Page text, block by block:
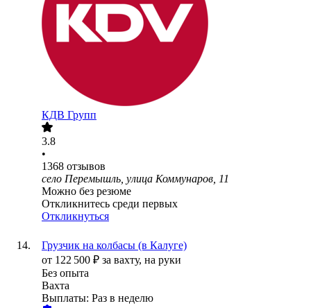
КДВ Групп
3.8
•
1368 отзывов
село Перемышль, улица Коммунаров, 11
Можно без резюме
Откликнитесь среди первых
Откликнуться
Грузчик на колбасы (в Калуге)
от 122 500 ₽ за вахту, на руки
Без опыта
Вахта
Выплаты: Раз в неделю